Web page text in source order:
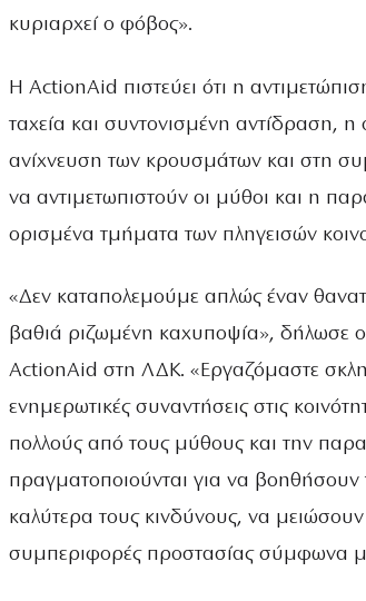
κυριαρχεί ο φόβος».
Η ActionAid πιστεύει ότι η
ταχεία και συντονισμένη αντίδραση,
ανίχνευση των κρουσμάτων και στη
να αντιμετωπιστούν οι μύθοι και η
ορισμένα τμήματα των πληγεισών
«Δεν καταπολεμούμε απλώς έναν
βαθιά ριζωμένη καχυποψία», δήλωσε
ActionAid στη ΛΔΚ. «Εργαζόμαστε
ενημερωτικές συναντήσεις στις
πολλούς από τους μύθους και την
πραγματοποιούνται για να
καλύτερα τους κινδύνους, να
συμπεριφορές προστασίας σύμφωνα